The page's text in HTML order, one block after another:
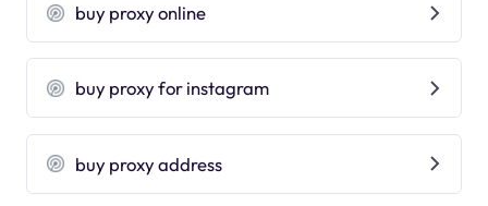
buy proxy online
buy proxy for instagram
buy proxy address